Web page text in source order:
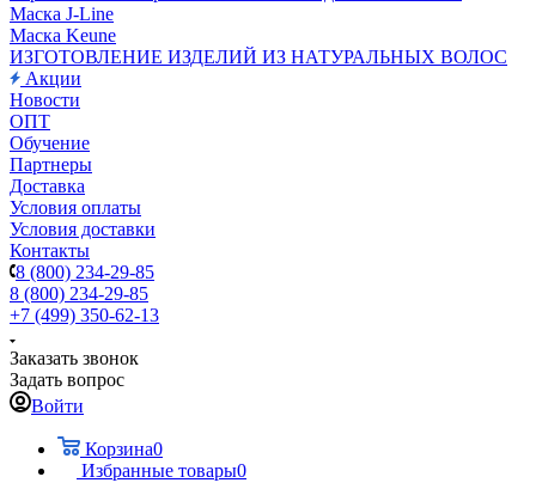
Маска J-Line
Маска Keune
ИЗГОТОВЛЕНИЕ ИЗДЕЛИЙ ИЗ НАТУРАЛЬНЫХ ВОЛОС
Акции
Новости
ОПТ
Обучение
Партнеры
Доставка
Условия оплаты
Условия доставки
Контакты
8 (800) 234-29-85
8 (800) 234-29-85
+7 (499) 350-62-13
Заказать звонок
Задать вопрос
Войти
Корзина0
Избранные товары0